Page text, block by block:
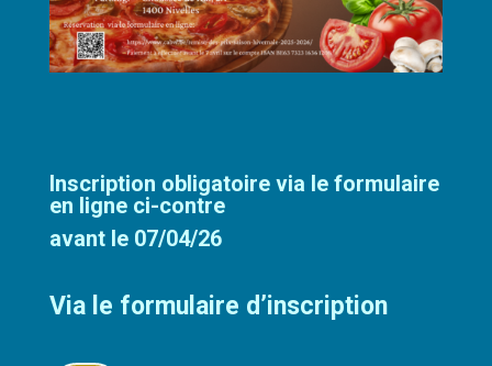
Inscription obligatoire via le formulaire
en ligne ci-contre
avant le 07/04/26
Via le formulaire d’inscription